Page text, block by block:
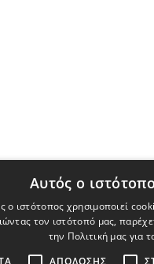
Αυτός ο
ο ιστότοπος χρησιμοποιεί
τον ιστότοπό μας,
την Πολιτική μας για
ΑΠΌΔΟΣΗΣ